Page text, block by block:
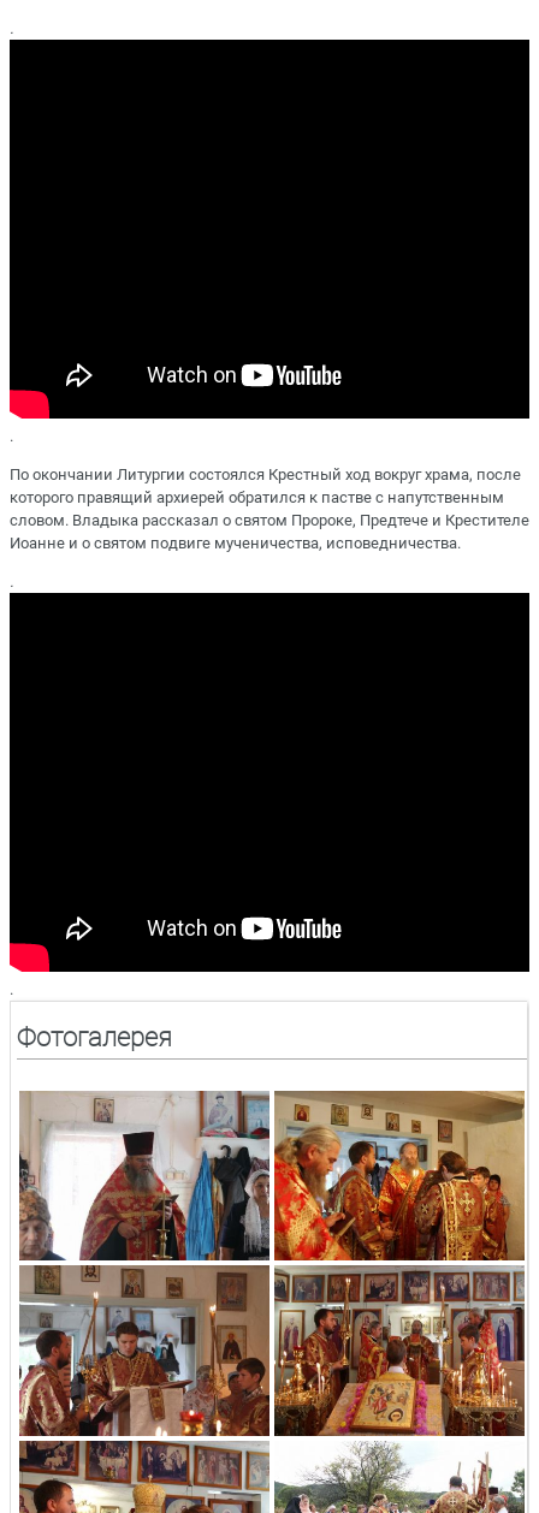
.
.
По окончании Литургии состоялся Крестный ход вокруг храма, после
которого правящий архиерей обратился к пастве с напутственным
словом. Владыка рассказал о святом Пророке, Предтече и Крестителе
Иоанне и о святом подвиге мученичества, исповедничества.
.
.
Фотогалерея